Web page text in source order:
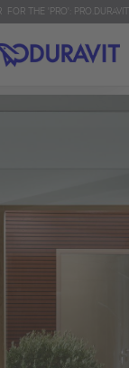
FOR THE 'PRO': PRO.DURAVIT